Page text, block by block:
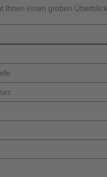
Ihnen einen groben